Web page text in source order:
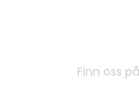
Finn oss